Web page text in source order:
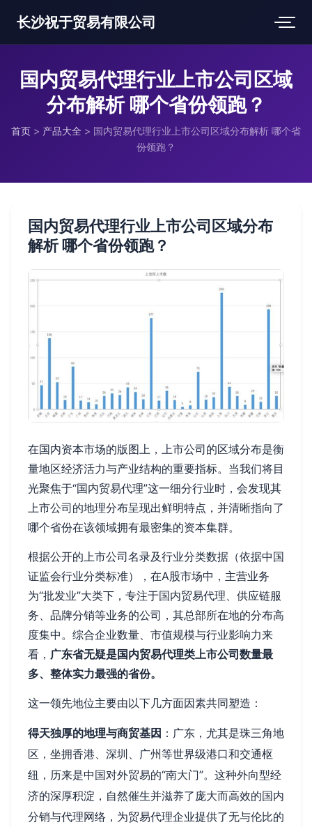
长沙祝于贸易有限公司
国内贸易代理行业上市公司区域
分布解析 哪个省份领跑？
首页 > 产品大全 > 国内贸易代理行业上市公司区域分布解析 哪个省
份领跑？
国内贸易代理行业上市公司区域分布
解析 哪个省份领跑？
在国内资本市场的版图上，上市公司的区域分布是衡
量地区经济活力与产业结构的重要指标。当我们将目
光聚焦于“国内贸易代理”这一细分行业时，会发现其
上市公司的地理分布呈现出鲜明特点，并清晰指向了
哪个省份在该领域拥有最密集的资本集群。
根据公开的上市公司名录及行业分类数据（依据中国
证监会行业分类标准），在A股市场中，主营业务
为“批发业”大类下，专注于国内贸易代理、供应链服
务、品牌分销等业务的公司，其总部所在地的分布高
度集中。综合企业数量、市值规模与行业影响力来
看， 广东省无疑是国内贸易代理类上市公司数量最
多、整体实力最强的省份。
这一领先地位主要由以下几方面因素共同塑造：
得天独厚的地理与商贸基因 ：广东，尤其是珠三角地
区，坐拥香港、深圳、广州等世界级港口和交通枢
纽，历来是中国对外贸易的“南大门”。这种外向型经
济的深厚积淀，自然催生并滋养了庞大而高效的国内
分销与代理网络，为贸易代理企业提供了无与伦比的